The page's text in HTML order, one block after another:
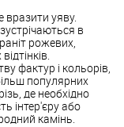
вразити уяву.
в
рожевих,
фактур і кольорів,
популярних
де необхідно
інтер'єру або
камінь.